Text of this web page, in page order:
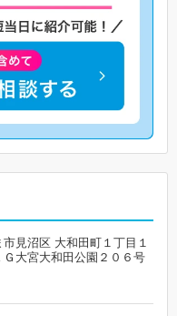
見沼区 大和田町１丁目１
Ｇ大宮大和田公園２０６号